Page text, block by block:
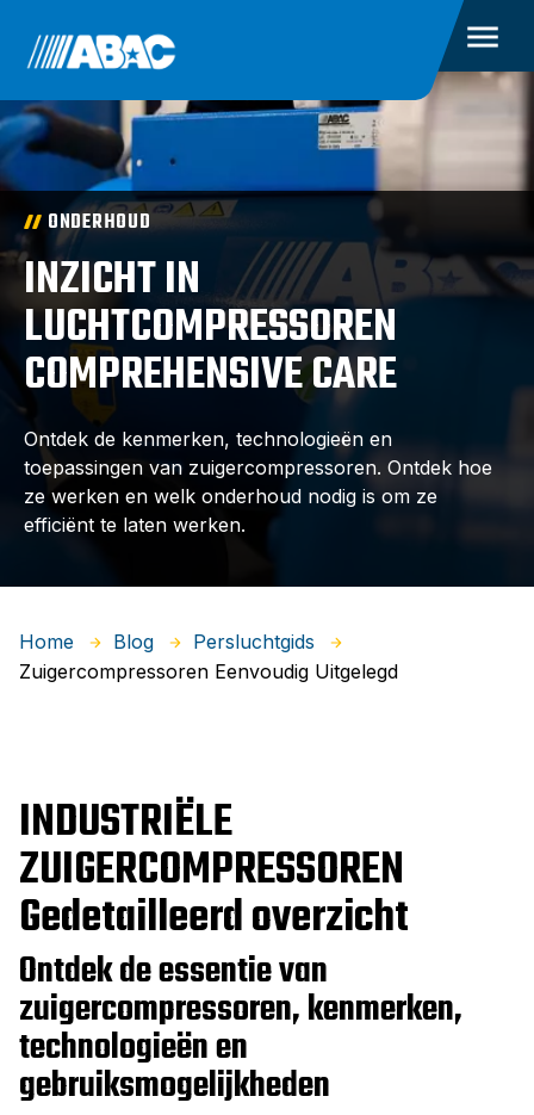
ONDERHOUD
INZICHT IN
LUCHTCOMPRESSOREN
COMPREHENSIVE CARE
Ontdek de kenmerken, technologieën en
toepassingen van zuigercompressoren. Ontdek hoe
ze werken en welk onderhoud nodig is om ze
efficiënt te laten werken.
Home Blog
Persluchtgids
Zuigercompressoren Eenvoudig Uitgelegd
INDUSTRIËLE
ZUIGERCOMPRESSOREN
Gedetailleerd overzicht
Ontdek de essentie van
zuigercompressoren, kenmerken,
technologieën en
gebruiksmogelijkheden